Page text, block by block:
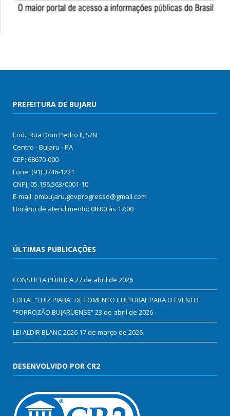
PREFEITURA DE BUJARU
End.: Rua Dom Pedro II, S/N
Centro - Bujaru - PA
CEP: 68670-000
Fone: (91) 3746-1221
CNPJ: 05.196.563/0001-10
E-mail: pmbujaru.govprogresso@gmail.com
Horário de atendimento: 08:00 às 17:00
ÚLTIMAS PUBLICAÇÕES
CONSULTA PÚBLICA27 de abril de 2026
EDITAL “LUIZ PIABA” DE FOMENTO CULTURAL PARA O EVENTO
“FORROZÃO BUJARUENSE”23 de abril de 2026
LEI ALDIR BLANC 2026 17 de março de 2026
DESENVOLVIDO POR CR2